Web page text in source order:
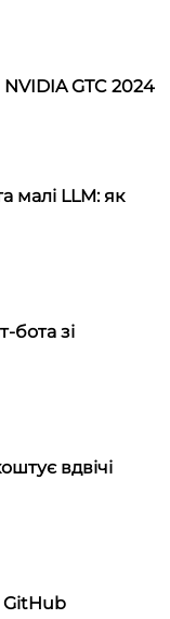
GTC 2024
малі LLM: як
бота зі
вдвічі
GitHub